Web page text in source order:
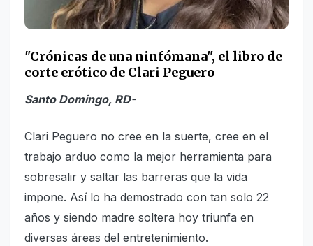
"Crónicas de una ninfómana", el libro de
corte erótico de Clari Peguero
Santo Domingo, RD-
Clari Peguero no cree en la suerte, cree en el
trabajo arduo como la mejor herramienta para
sobresalir y saltar las barreras que la vida
impone. Así lo ha demostrado con tan solo 22
años y siendo madre soltera hoy triunfa en
diversas áreas del entretenimiento.